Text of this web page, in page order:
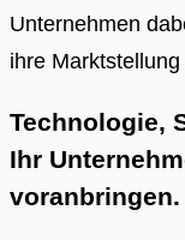
Unter­neh­men
ihre
Technologie,
Ihr
voranbringen.